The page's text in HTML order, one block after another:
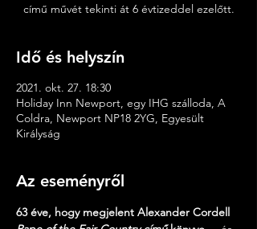
című művét tekinti át 6 évtizeddel ezelőtt.
Idő és helyszín
2021. okt. 27. 18:30
Holiday Inn Newport, egy IHG szálloda, A
Coldra, Newport NP18 2YG, Egyesült
Királyság
Az eseményről
63 éve, hogy megjelent Alexander Cordell